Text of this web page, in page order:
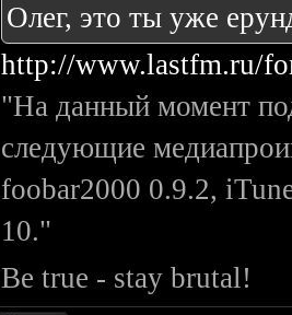
Олег, это ты уже
http://www.lastfm.ru/
"На данный момент
следующие
foobar2000 0.9.2,
10."
Be true - stay brutal!